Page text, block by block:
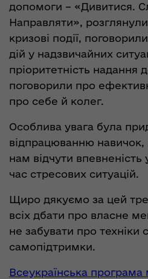
допомоги – «Дивитися.
Направляти», розглянули
кризові події,
дій у надзвичайних
пріоритетність надання
поговорили про
про себе й колег.
Особлива увага була
відпрацюванню
нам відчути впевненість
час стресових ситуацій.
Щиро дякуємо за цей
всіх дбати про власне
не забувати про техніки
самопідтримки.
Всеукраїнська програма